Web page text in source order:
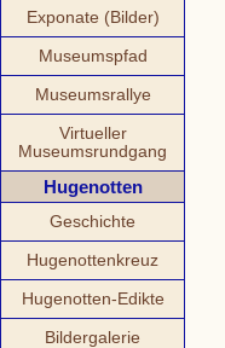
Exponate (Bilder)
Museumspfad
Museumsrallye
Virtueller
Museumsrundgang
Hugenotten
Geschichte
Hugenottenkreuz
Hugenotten-Edikte
Bildergalerie